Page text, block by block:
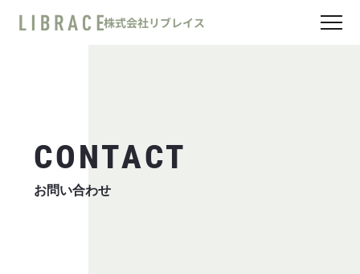
Skip
株式会社リブレイス
ABOUT US
お問い合わせ
CONTACT